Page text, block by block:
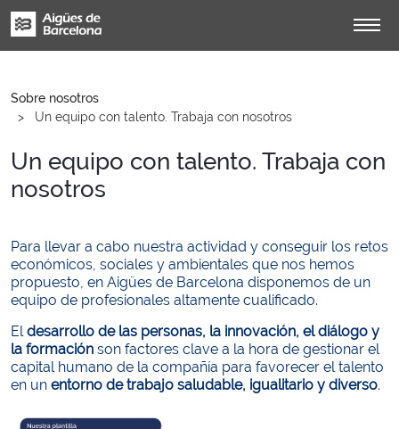
Sobre nosotros
Un equipo con talento. Trabaja con nosotros
Un equipo con talento. Trabaja con
nosotros
Para llevar a cabo nuestra actividad y conseguir los retos
económicos, sociales y ambientales que nos hemos
propuesto, en Aigües de Barcelona disponemos de un
equipo de profesionales altamente cualificado.
Eldesarrollo de las personas, la innovación, el diálogo y
la formación son factores clave a la hora de gestionar el
capital humano de la compañía para favorecer el talento
en un entorno de trabajo saludable, igualitario y diverso.